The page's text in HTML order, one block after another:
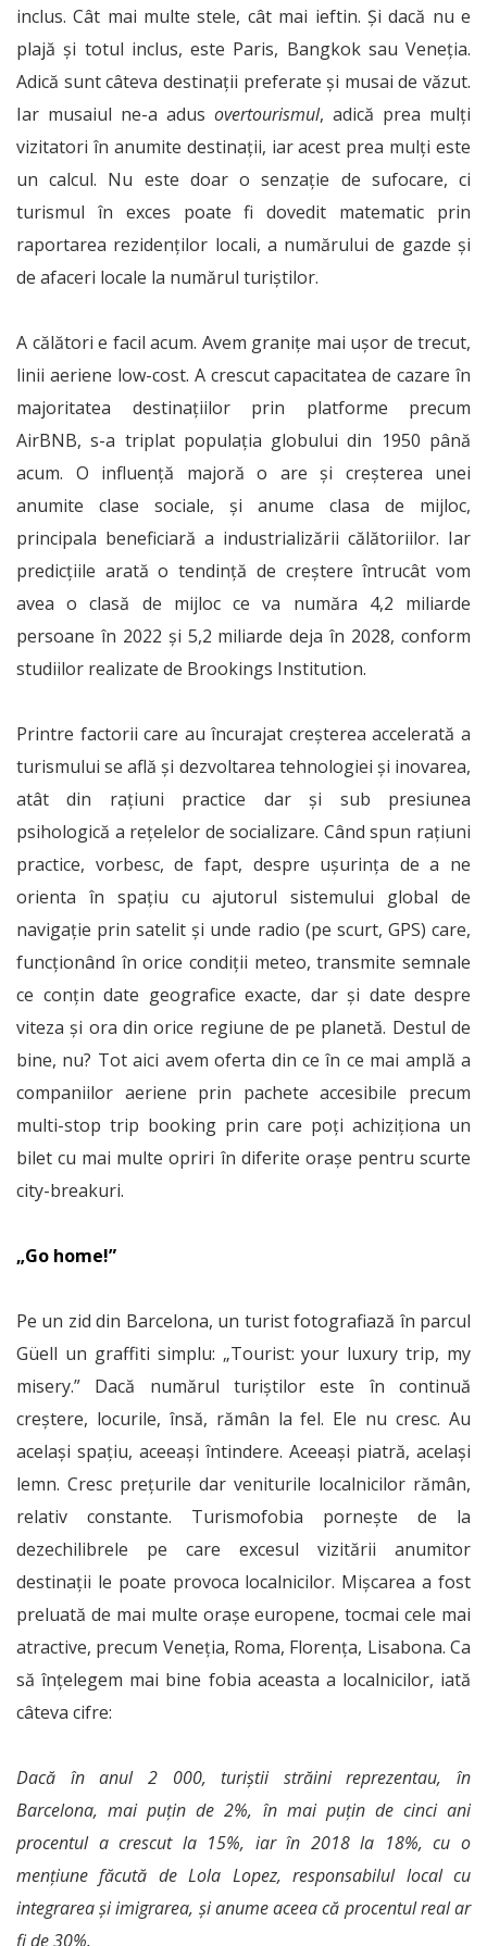
inclus. Cât mai multe stele, cât mai ieftin. Și dacă nu e
plajă și totul inclus, este Paris, Bangkok sau Veneția.
Adică sunt câteva destinații preferate și musai de văzut.
Iar musaiul ne-a adus overtourismul, adică prea mulți
vizitatori în anumite destinații, iar acest prea mulți este
un calcul. Nu este doar o senzație de sufocare, ci
turismul în exces poate fi dovedit matematic prin
raportarea rezidenților locali, a numărului de gazde și
de afaceri locale la numărul turiștilor.
A călători e facil acum. Avem granițe mai ușor de trecut,
linii aeriene low-cost. A crescut capacitatea de cazare în
majoritatea destinațiilor prin platforme precum
AirBNB, s-a triplat populația globului din 1950 până
acum. O influență majoră o are și creșterea unei
anumite clase sociale, și anume clasa de mijloc,
principala beneficiară a industrializării călătoriilor. Iar
predicțiile arată o tendință de creștere întrucât vom
avea o clasă de mijloc ce va număra 4,2 miliarde
persoane în 2022 și 5,2 miliarde deja în 2028, conform
studiilor realizate de Brookings Institution.
Printre factorii care au încurajat creșterea accelerată a
turismului se află și dezvoltarea tehnologiei și inovarea,
atât din rațiuni practice dar și sub presiunea
psihologică a rețelelor de socializare. Când spun rațiuni
practice, vorbesc, de fapt, despre ușurința de a ne
orienta în spațiu cu ajutorul sistemului global de
navigație prin satelit și unde radio (pe scurt, GPS) care,
funcționând în orice condiții meteo, transmite semnale
ce conțin date geografice exacte, dar și date despre
viteza și ora din orice regiune de pe planetă. Destul de
bine, nu? Tot aici avem oferta din ce în ce mai amplă a
companiilor aeriene prin pachete accesibile precum
multi-stop trip booking prin care poți achiziționa un
bilet cu mai multe opriri în diferite orașe pentru scurte
city-breakuri.
„Go home!”
Pe un zid din Barcelona, un turist fotografiază în parcul
Güell un graffiti simplu: „Tourist: your luxury trip, my
misery.” Dacă numărul turiștilor este în continuă
creștere, locurile, însă, rămân la fel. Ele nu cresc. Au
același spațiu, aceeași întindere. Aceeași piatră, același
lemn. Cresc prețurile dar veniturile localnicilor rămân,
relativ constante. Turismofobia pornește de la
dezechilibrele pe care excesul vizitării anumitor
destinații le poate provoca localnicilor. Mișcarea a fost
preluată de mai multe orașe europene, tocmai cele mai
atractive, precum Veneția, Roma, Florența, Lisabona. Ca
să înțelegem mai bine fobia aceasta a localnicilor, iată
câteva cifre:
Dacă în anul 2 000, turiștii străini reprezentau, în
Barcelona, mai puțin de 2%, în mai puțin de cinci ani
procentul a crescut la 15%, iar în 2018 la 18%, cu o
mențiune făcută de Lola Lopez, responsabilul local cu
integrarea și imigrarea, și anume aceea că procentul real ar
fi de 30%.